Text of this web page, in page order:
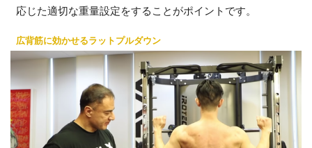
応じた適切な重量設定をすることがポイントです。
広背筋に効かせるラットプルダウン